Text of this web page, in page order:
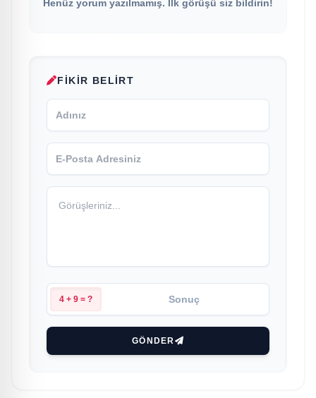
Henüz yorum yazılmamış. İlk görüşü siz bildirin!
FIKIR BELIRT
4 + 9 = ?
GÖNDER